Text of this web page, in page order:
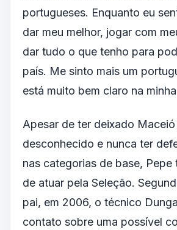
portugueses. Enquanto eu
dar meu melhor, jogar com
dar tudo o que tenho para
país. Me sinto mais um
está muito bem claro na
Apesar de ter deixado
desconhecido e nunca ter
nas categorias de base, Pepe
de atuar pela Seleção.
pai, em 2006, o técnico
contato sobre uma possível